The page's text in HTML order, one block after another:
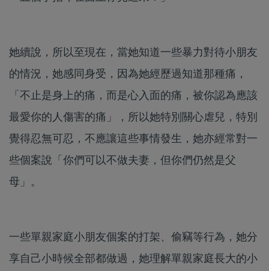
她續說，所以至現在，當她知道一些暴力對待小朋友
的情況，她感同身受，因為她經歷過知道那種痛，
「不止是身上的痛，而是心入面的痛，被你認為應該
最愛你的人傷害的痛」，所以她特別關心虐兒，特別
覺得忍無可忍，不應讓這些事情發生，她亦經常對一
些個案說「你們可以不做夫妻，但你們仍然是父
母」。
一些單親家庭小朋友個案的打架、偷竊等行為，她分
享自己小時候全部都做過，她理解單親家庭長大的小